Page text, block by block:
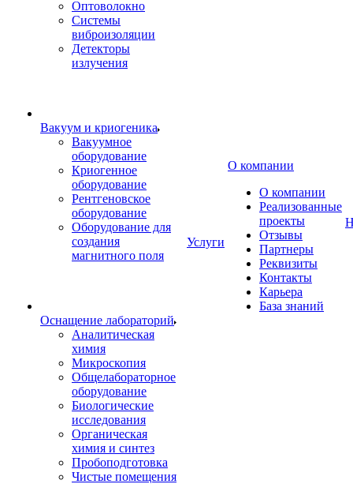
Оптоволокно
Системы
виброизоляции
Детекторы
излучения
Вакуум и криогеника
Вакуумное
оборудование
Криогенное
оборудование
Рентгеновское
оборудование
Оборудование для
создания
магнитного поля
Оснащение лабораторий
Аналитическая
химия
Микроскопия
Общелабораторное
оборудование
Биологические
исследования
Органическая
химия и синтез
Пробоподготовка
Чистые помещения
Услуги
О компании
О компании
Реализованные
проекты
Отзывы
Партнеры
Реквизиты
Контакты
Карьера
База знаний